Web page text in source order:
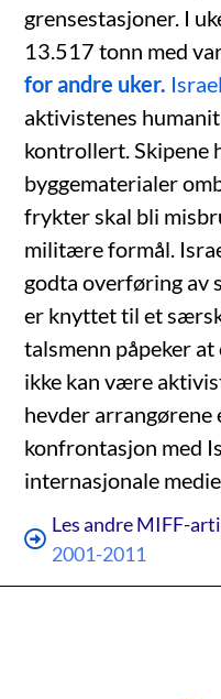
grensestasjoner. I
13.517 tonn med
for andre uker. Israel
aktivistenes
kontrollert. Skipene
byggematerialer
frykter skal bli
militære formål.
godta overføring av
er knyttet til et
talsmenn påpeker
ikke kan være
hevder arrangørene
konfrontasjon med
internasjonale
Les andre MIFF-
2001-2011